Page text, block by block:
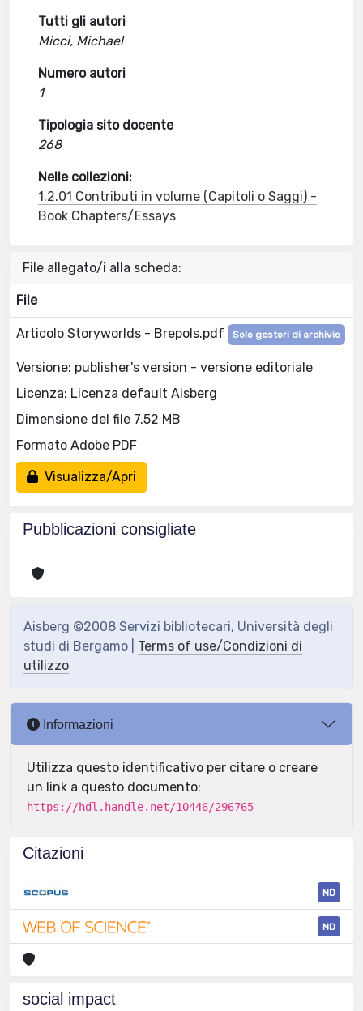
Tutti gli autori
Micci, Michael
Numero autori
1
Tipologia sito docente
268
Nelle collezioni:
1.2.01 Contributi in volume (Capitoli o Saggi) -
Book Chapters/Essays
File allegato/i alla scheda:
File
Articolo Storyworlds - Brepols.pdf Solo gestori di archivio
Versione: publisher's version - versione editoriale
Licenza: Licenza default Aisberg
Dimensione del file 7.52 MB
Formato Adobe PDF
Visualizza/Apri
Pubblicazioni consigliate
Aisberg ©2008 Servizi bibliotecari, Università degli
studi di Bergamo | Terms of use/Condizioni di
utilizzo
Informazioni
Utilizza questo identificativo per citare o creare
un link a questo documento:
https://hdl.handle.net/10446/296765
Citazioni
ND
ND
social impact